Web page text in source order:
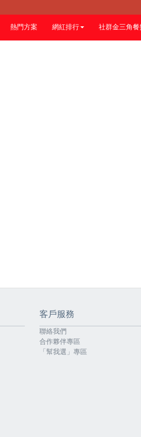
熱門方案 網紅排行 社群金三角
客戶服務
聯絡我們
合作夥伴專區
「幫我選」專區